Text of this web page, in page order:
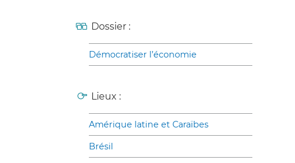
Dossier :
Démocratiser l’économie
Lieux :
Amérique latine et Caraïbes
Brésil